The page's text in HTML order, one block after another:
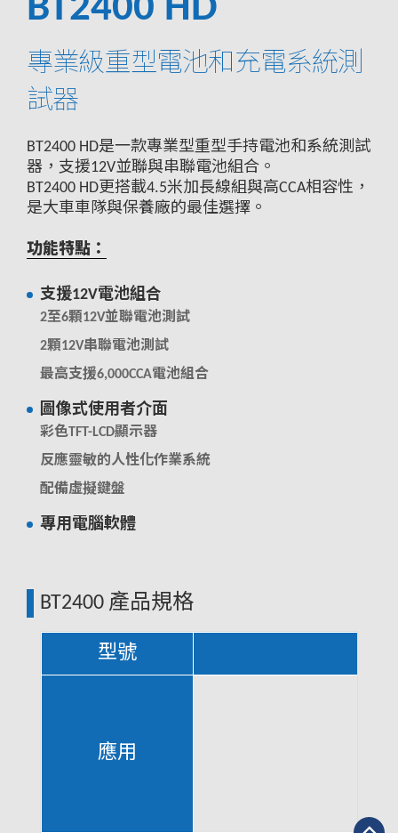
BT2400 HD
專業級重型電池和充電系統測
試器
BT2400 HD是一款專業型重型手持電池和系統測試
器，支援12V並聯與串聯電池組合。
BT2400 HD更搭載4.5米加長線組與高CCA相容性，
是大車車隊與保養廠的最佳選擇。
功能特點：
支援12V電池組合
2至6顆12V並聯電池測試
2顆12V串聯電池測試
最高支援6,000CCA電池組合
圖像式使用者介面
彩色TFT-LCD顯示器
反應靈敏的人性化作業系統
配備虛擬鍵盤
專用電腦軟體
雙電池模式
支援AA(3號)與18650鋰電池
確保夾組狀態與測試結果精準性
BT2400 產品規格
型號
應用